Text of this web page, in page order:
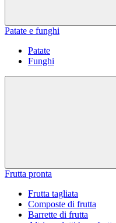
Patate e funghi
Patate
Funghi
Frutta pronta
Frutta tagliata
Composte di frutta
Barrette di frutta